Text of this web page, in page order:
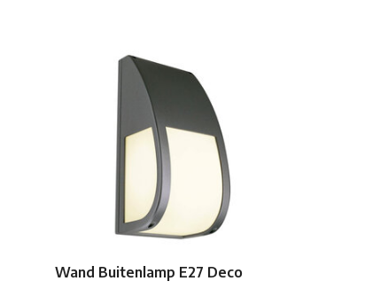
Wand Buitenlamp E27 Deco